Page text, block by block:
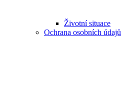
Životní situace
Ochrana osobních údajů